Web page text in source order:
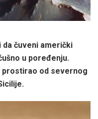
da čuveni američki
u poređenju.
prostirao od severnog